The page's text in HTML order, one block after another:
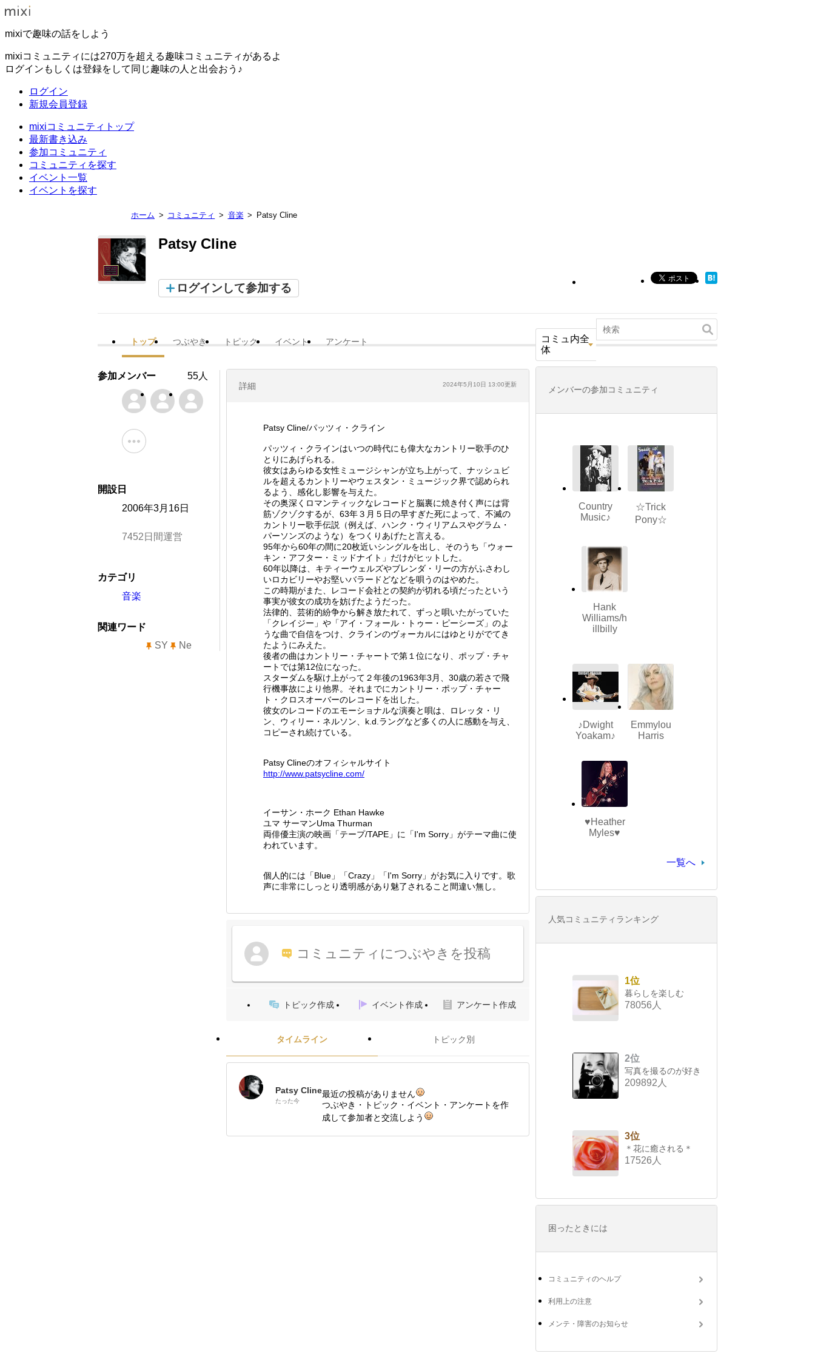
mixiで趣味の話をしよう
mixiコミュニティには270万を超える趣味コミュニティがあるよ
ログインもしくは登録をして同じ趣味の人と出会おう♪
ログイン
新規会員登録
mixiコミュニティトップ
最新書き込み
参加コミュニティ
コミュニティを探す
イベント一覧
イベントを探す
ホーム コミュニティ 音楽 Patsy Cline
Patsy Cline
ログインして参加する
トップ つぶやき トピック イベント アンケート
コミュ内全
体
詳細 2024年5月10日 13:00更新
Patsy Cline/パッツィ・クライン
パッツィ・クラインはいつの時代にも偉大なカントリー歌手のひ
とりにあげられる。
彼女はあらゆる女性ミュージシャンが立ち上がって、ナッシュビ
ルを超えるカントリーやウェスタン・ミュージック界で認められ
るよう、感化し影響を与えた。
その奥深くロマンティックなレコードと脳裏に焼き付く声には背
筋ゾクゾクするが、63年３月５日の早すぎた死によって、不滅の
カントリー歌手伝説（例えば、ハンク・ウィリアムスやグラム・
パーソンズのような）をつくりあげたと言える。
95年から60年の間に20枚近いシングルを出し、そのうち「ウォー
キン・アフター・ミッドナイト」だけがヒットした。
60年以降は、キティーウェルズやブレンダ・リーの方がふさわし
いロカビリーやお堅いバラードどなどを唄うのはやめた。
この時期がまた、レコード会社との契約が切れる頃だったという
事実が彼女の成功を妨げたようだった。
法律的、芸術的紛争から解き放たれて、ずっと唄いたがっていた
「クレイジー」や「アイ・フォール・トゥー・ピーシーズ」のよ
うな曲で自信をつけ、クラインのヴォーカルにはゆとりがでてき
たようにみえた。
後者の曲はカントリー・チャートで第１位になり、ポップ・チャ
ートでは第12位になった。
スターダムを駆け上がって２年後の1963年3月、30歳の若さで飛
行機事故により他界。それまでにカントリー・ポップ・チャー
ト・クロスオーバーのレコードを出した。
彼女のレコードのエモーショナルな演奏と唄は、ロレッタ・リ
ン、ウィリー・ネルソン、k.d.ラングなど多くの人に感動を与え、
コピーされ続けている。
Patsy Clineのオフィシャルサイト
http://www.patsycline .com/
イーサン・ホーク Ethan Hawke
ユマ サーマンUma Thurman
両俳優主演の映画「テープ/TAPE」に「I'm Sorry」がテーマ曲に使
われています。
個人的には「Blue」「Crazy」「I'm Sorry」がお気に入りです。歌
声に非常にしっとり透明感があり魅了されること間違い無し。
コミュニティにつぶやきを投稿
トピック作成 イベント作成 アンケート作成
タイムライン トピック別
Patsy Cline
たった今
最近の投稿がありません
つぶやき・トピック・イベント・アンケートを作
成して参加者と交流しよう
参加メンバー 55人
開設日
2006年3月16日
7452日間運営
カテゴリ
音楽
関連ワード
SY
Ne
メンバーの参加コミュニティ
Country
Music♪
☆Trick
Pony☆
Hank
Williams/h
illbilly
♪Dwight
Yoakam♪
Emmylou
Harris
♥Heather
Myles♥
一覧へ
人気コミュニティランキング
1位
暮らしを楽しむ
78056人
2位
写真を撮るのが好き
209892人
3位
＊花に癒される＊
17526人
困ったときには
コミュニティのヘルプ
利用上の注意
メンテ・障害のお知らせ